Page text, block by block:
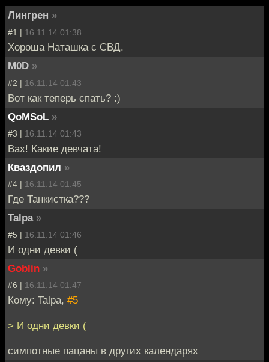
Лингрен »
#1 | 16.11.14 01:38
Хороша Наташка с СВД.
M0D »
#2 | 16.11.14 01:43
Вот как теперь спать? :)
QoMSoL »
#3 | 16.11.14 01:43
Вах! Какие девчата!
Кваздопил »
#4 | 16.11.14 01:45
Где Танкистка???
Talpa »
#5 | 16.11.14 01:46
И одни девки (
Goblin »
#6 | 16.11.14 01:47
Кому: Talpa, #5
> И одни девки (
симпотные пацаны в других календарях